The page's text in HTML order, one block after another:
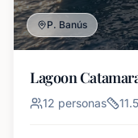
P. Banús
Lagoon
12 personas